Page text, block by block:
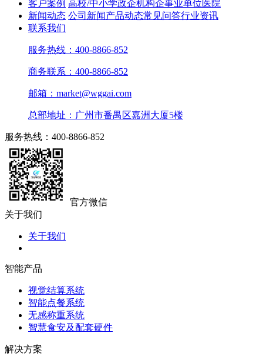
客户案例 高校/中小学政企机构企事业单位医院
新闻动态 公司新闻产品动态常见问答行业资讯
联系我们
服务热线：400-8866-852
商务联系：400-8866-852
邮箱：market@wggai.com
总部地址：广州市番禺区嘉洲大厦5楼
服务热线：400-8866-852
官方微信
关于我们
关于我们
智能产品
视觉结算系统
智能点餐系统
无感称重系统
智慧食安及配套硬件
解决方案